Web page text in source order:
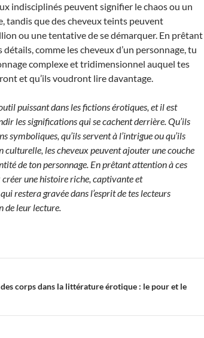
indisciplinés peuvent signifier le chaos ou un
tandis que des cheveux teints peuvent
ou une tentative de se démarquer. En prêtant
comme les cheveux d’un personnage, tu
complexe et tridimensionnel auquel tes
et qu’ils voudront lire davantage.
puissant dans les fictions érotiques, et il est
les significations qui se cachent derrière. Qu’ils
symboliques, qu’ils servent à l’intrigue ou qu’ils
culturelle, les cheveux peuvent ajouter une couche
de ton personnage. En prêtant attention à ces
une histoire riche, captivante et
restera gravée dans l’esprit de tes lecteurs
de leur lecture.
corps dans la littérature érotique : le pour et le